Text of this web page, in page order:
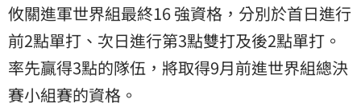
攸關進軍世界組最終16 強資格，分別於首日進行
前2點單打、次日進行第3點雙打及後2點單打。
率先贏得3點的隊伍，將取得9月前進世界組總決
賽小組賽的資格。